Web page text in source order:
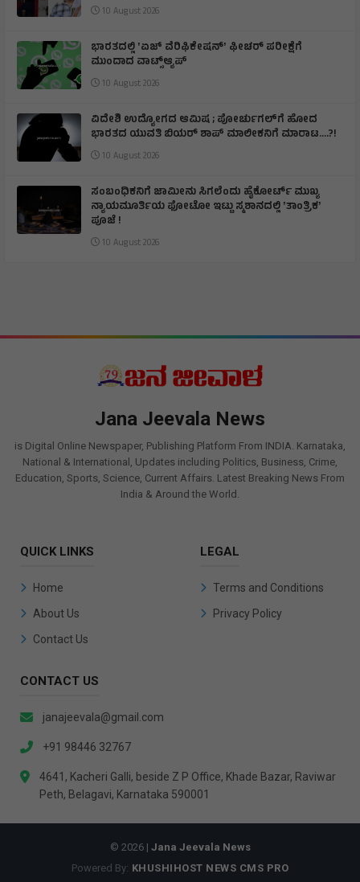
10 August 2026
ಭಾರತದಲ್ಲಿ ʼಏಜ್ ವೆರಿಫಿಕೇಷನ್ʼ ಫೀಚರ್‌ ಪರೀಕ್ಷೆಗೆ
ಮುಂದಾದ ವಾಟ್ಸ್ಆ್ಯಪ್‌
10 August 2026
ವಿದೇಶಿ ಉದ್ಯೋಗದ ಆಮಿಷ ; ಪೋರ್ಚುಗಲ್‌ಗೆ ಹೋದ
ಭಾರತದ ಯುವತಿ ಬಿಯರ್ ಶಾಪ್‌ ಮಾಲೀಕನಿಗೆ ಮಾರಾಟ….?!
10 August 2026
ಸಂಬಂಧಿಕನಿಗೆ ಜಾಮೀನು ಸಿಗಲೆಂದು ಹೈಕೋರ್ಟ್ ಮುಖ್ಯ
ನ್ಯಾಯಮೂರ್ತಿಯ ಫೋಟೋ ಇಟ್ಟು ಸ್ಮಶಾನದಲ್ಲಿ ʼತಾಂತ್ರಿಕʼ
ಪೂಜೆ !
10 August 2026
Jana Jeevala News
is Digital Online Newspaper, Publishing Platform From INDIA. Karnataka,
National & International, Updates including Politics, Business, Crime,
Education, Sports, Science, Current Affairs. Latest Breaking News From
India & Around the World.
QUICK LINKS
Home
About Us
Contact Us
LEGAL
Terms and Conditions
Privacy Policy
CONTACT US
janajeevala@gmail.com
+91 98446 32767
4641, Kacheri Galli, beside Z P Office, Khade Bazar, Raviwar
Peth, Belagavi, Karnataka 590001
© 2026 | Jana Jeevala News
Powered By: KHUSHIHOST NEWS CMS PRO